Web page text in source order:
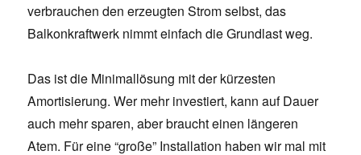
verbrauchen den erzeugten Strom selbst, das
Balkonkraftwerk nimmt einfach die Grundlast weg.
Das ist die Minimallösung mit der kürzesten
Amortisierung. Wer mehr investiert, kann auf Dauer
auch mehr sparen, aber braucht einen längeren
Atem. Für eine “große” Installation haben wir mal mit